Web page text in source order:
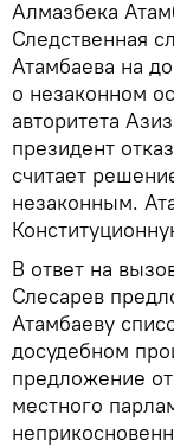
Алмазбека
Следственная
Атамбаева на
о незаконном
авторитета
президент
считает
незаконным.
В ответ на
Слесарев
Атамбаеву
досудебном
предложение
местного